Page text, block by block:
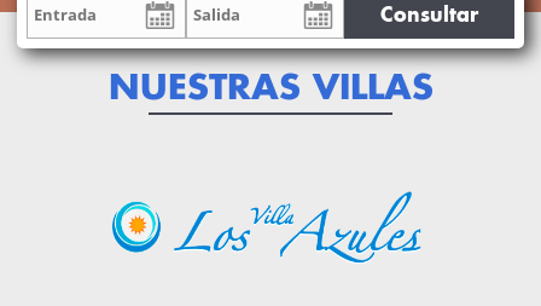
Consultar
NUESTRAS VILLAS